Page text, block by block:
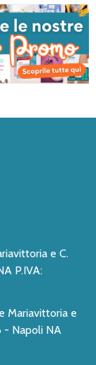
e C.
Mariavittoria e
- Napoli NA